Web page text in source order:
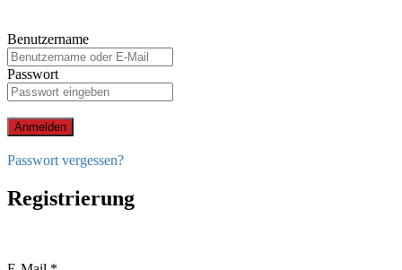
Benutzername
Passwort
Anmelden
Passwort vergessen?
Registrierung